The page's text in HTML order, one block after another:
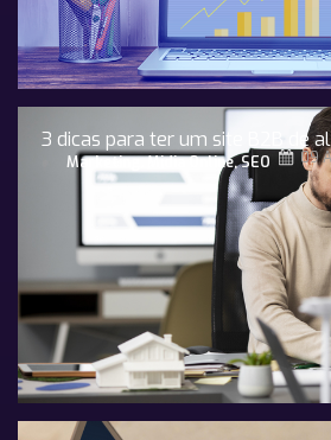
3 dicas para ter um site B2B de
Marketing,Midia Online,SEO 09